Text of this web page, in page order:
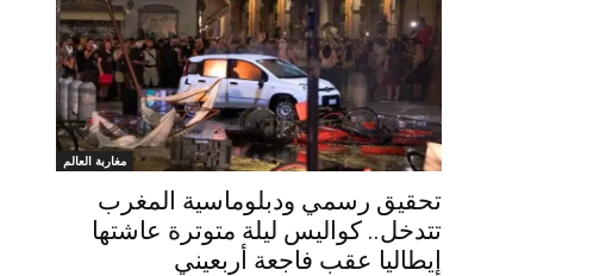
مغاربة العالم
تحقيق رسمي ودبلوماسية المغرب
تتدخل.. كواليس ليلة متوترة عاشتها
إيطاليا عقب فاجعة أربعيني